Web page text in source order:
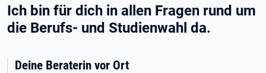
Ich bin für dich in allen Fragen rund um
die Berufs- und Studienwahl da.
Deine Beraterin vor Ort